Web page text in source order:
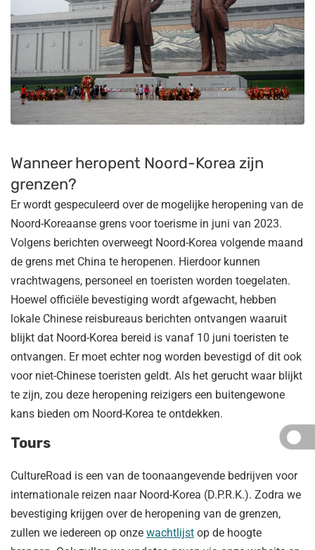
Wanneer heropent Noord-Korea zijn
grenzen?
Er wordt gespeculeerd over de mogelijke heropening van de
Noord-Koreaanse grens voor toerisme in juni van 2023.
Volgens berichten overweegt Noord-Korea volgende maand
de grens met China te heropenen. Hierdoor kunnen
vrachtwagens, personeel en toeristen worden toegelaten.
Hoewel officiële bevestiging wordt afgewacht, hebben
lokale Chinese reisbureaus berichten ontvangen waaruit
blijkt dat Noord-Korea bereid is vanaf 10 juni toeristen te
ontvangen. Er moet echter nog worden bevestigd of dit ook
voor niet-Chinese toeristen geldt. Als het gerucht waar blijkt
te zijn, zou deze heropening reizigers een buitengewone
kans bieden om Noord-Korea te ontdekken.
Tours
CultureRoad is een van de toonaangevende bedrijven voor
internationale reizen naar Noord-Korea (D.P.R.K.). Zodra we
bevestiging krijgen over de heropening van de grenzen,
zullen we iedereen op onze wachtlijst op de hoogte